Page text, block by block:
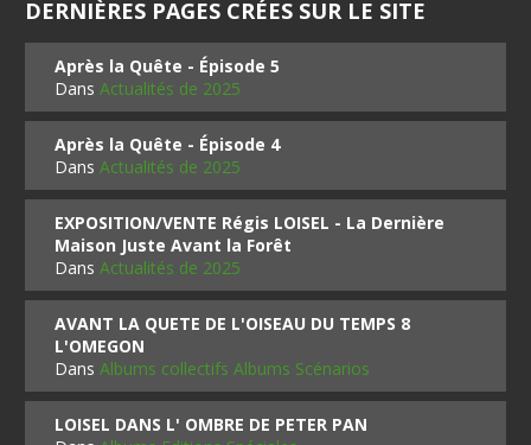
DERNIÈRES PAGES CRÉES SUR LE SITE
Après la Quête - Épisode 5
DansActualités de 2025
Après la Quête - Épisode 4
DansActualités de 2025
EXPOSITION/VENTE Régis LOISEL - La Dernière
Maison Juste Avant la Forêt
DansActualités de 2025
AVANT LA QUETE DE L'OISEAU DU TEMPS 8
L'OMEGON
DansAlbums collectifs Albums Scénarios
LOISEL DANS L' OMBRE DE PETER PAN